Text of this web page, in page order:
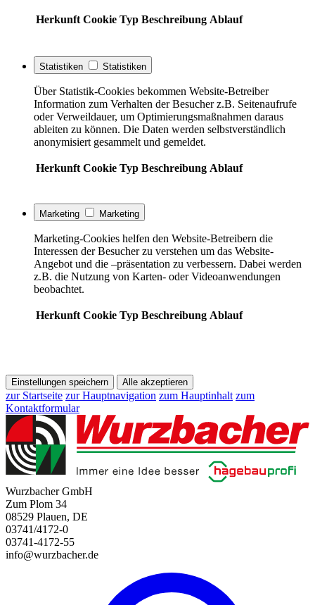
Herkunft Cookie Typ Beschreibung Ablauf
Statistiken Statistiken
Über Statistik-Cookies bekommen Website-Betreiber
Information zum Verhalten der Besucher z.B. Seitenaufrufe
oder Verweildauer, um Optimierungsmaßnahmen daraus
ableiten zu können. Die Daten werden selbstverständlich
anonymisiert gesammelt und gemeldet.
Herkunft Cookie Typ Beschreibung Ablauf
Marketing Marketing
Marketing-Cookies helfen den Website-Betreibern die
Interessen der Besucher zu verstehen um das Website-
Angebot und die –präsentation zu verbessern. Dabei werden
z.B. die Nutzung von Karten- oder Videoanwendungen
beobachtet.
Herkunft Cookie Typ Beschreibung Ablauf
Einstellungen speichern Alle akzeptieren
zur Startseite zur Hauptnavigation zum Hauptinhalt zum
Kontaktformular
Wurzbacher GmbH
Zum Plom 34
08529 Plauen, DE
03741/4172-0
03741-4172-55
info@wurzbacher.de